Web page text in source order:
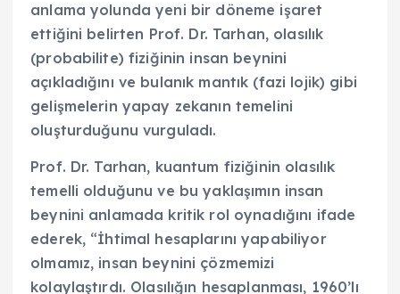
anlama yolunda yeni bir döneme işaret
ettiğini belirten Prof. Dr. Tarhan, olasılık
(probabilite) fiziğinin insan beynini
açıkladığını ve bulanık mantık (fazi lojik) gibi
gelişmelerin yapay zekanın temelini
oluşturduğunu vurguladı.
Prof. Dr. Tarhan, kuantum fiziğinin olasılık
temelli olduğunu ve bu yaklaşımın insan
beynini anlamada kritik rol oynadığını ifade
ederek, “İhtimal hesaplarını yapabiliyor
olmamız, insan beynini çözmemizi
kolaylaştırdı. Olasılığın hesaplanması, 1960’lı